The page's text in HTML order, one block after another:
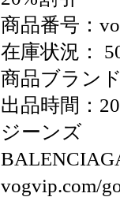
商品番号：
在庫状況：
商品ブラン
出品時間：
ジーンズ
vogvip.com/